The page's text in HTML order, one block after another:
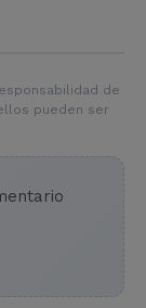
de
pueden ser